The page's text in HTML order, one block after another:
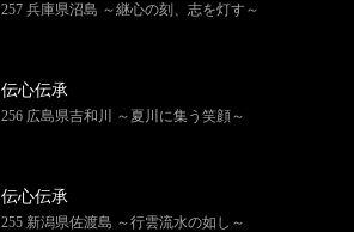
257 兵庫県沼島 ～継心の刻、志を灯す～
伝心伝承
256 広島県吉和川 ～夏川に集う笑顔～
伝心伝承
255 新潟県佐渡島 ～行雲流水の如し～